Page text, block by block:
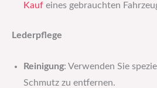
Kauf eines gebrauchten
Lederpflege
Reinigung: Verwenden Sie
Schmutz zu entfernen.